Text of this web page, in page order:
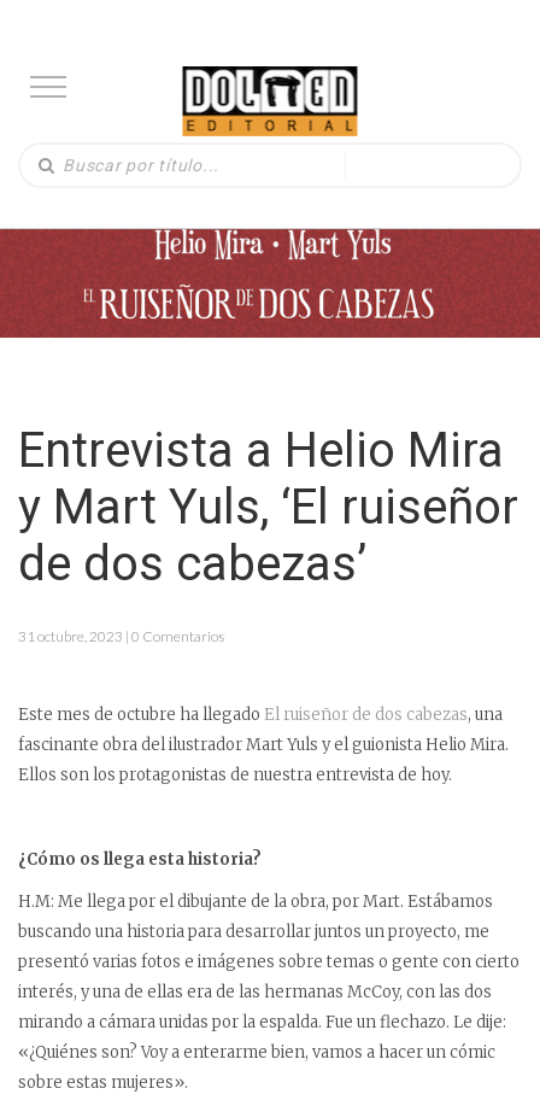
Entrevista a Helio Mira
y Mart Yuls, ‘El ruiseñor
de dos cabezas’
31 octubre, 2023 | 0 Comentarios
Este mes de octubre ha llegado El ruiseñor de dos cabezas, una
fascinante obra del ilustrador Mart Yuls y el guionista Helio Mira.
Ellos son los protagonistas de nuestra entrevista de hoy.
¿Cómo os llega esta historia?
H.M: Me llega por el dibujante de la obra, por Mart. Estábamos
buscando una historia para desarrollar juntos un proyecto, me
presentó varias fotos e imágenes sobre temas o gente con cierto
interés, y una de ellas era de las hermanas McCoy, con las dos
mirando a cámara unidas por la espalda. Fue un flechazo. Le dije:
«¿Quiénes son? Voy a enterarme bien, vamos a hacer un cómic
sobre estas mujeres».